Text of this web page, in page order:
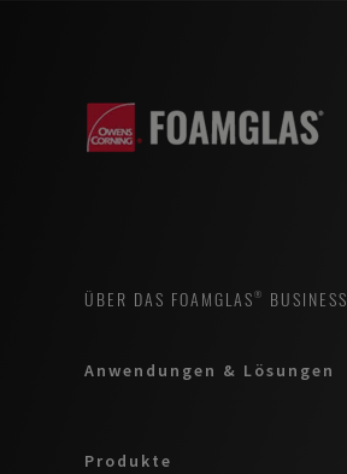
ÜBER DAS FOAMGLAS® BUSINESS
Anwendungen & Lösungen
Produkte